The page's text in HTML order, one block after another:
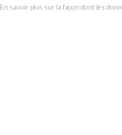
En savoir plus sur la façon dont les